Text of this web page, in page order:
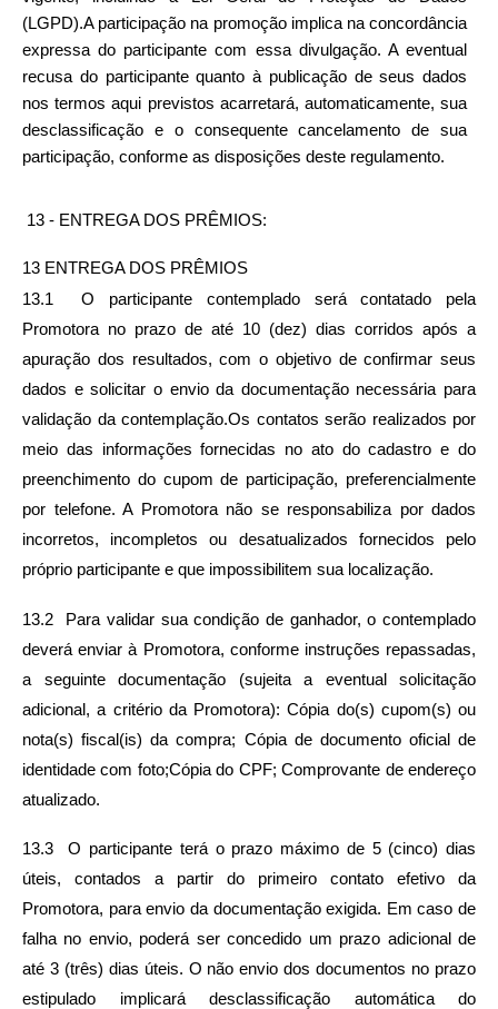
(LGPD).A participação na promoção implica na concordância
expressa do participante com essa divulgação. A eventual
recusa do participante quanto à publicação de seus dados
nos termos aqui previstos acarretará, automaticamente, sua
desclassificação e o consequente cancelamento de sua
participação, conforme as disposições deste regulamento.
13 - ENTREGA DOS PRÊMIOS:
13 ENTREGA DOS PRÊMIOS
13.1  O participante contemplado será contatado pela
Promotora no prazo de até 10 (dez) dias corridos após a
apuração dos resultados, com o objetivo de confirmar seus
dados e solicitar o envio da documentação necessária para
validação da contemplação.Os contatos serão realizados por
meio das informações fornecidas no ato do cadastro e do
preenchimento do cupom de participação, preferencialmente
por telefone. A Promotora não se responsabiliza por dados
incorretos, incompletos ou desatualizados fornecidos pelo
próprio participante e que impossibilitem sua localização.
13.2  Para validar sua condição de ganhador, o contemplado
deverá enviar à Promotora, conforme instruções repassadas,
a seguinte documentação (sujeita a eventual solicitação
adicional, a critério da Promotora): Cópia do(s) cupom(s) ou
nota(s) fiscal(is) da compra; Cópia de documento oficial de
identidade com foto;Cópia do CPF; Comprovante de endereço
atualizado.
13.3  O participante terá o prazo máximo de 5 (cinco) dias
úteis, contados a partir do primeiro contato efetivo da
Promotora, para envio da documentação exigida. Em caso de
falha no envio, poderá ser concedido um prazo adicional de
até 3 (três) dias úteis. O não envio dos documentos no prazo
estipulado implicará desclassificação automática do